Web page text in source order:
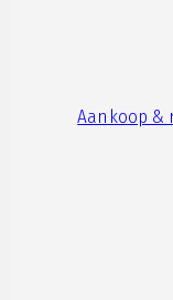
Aankoop &